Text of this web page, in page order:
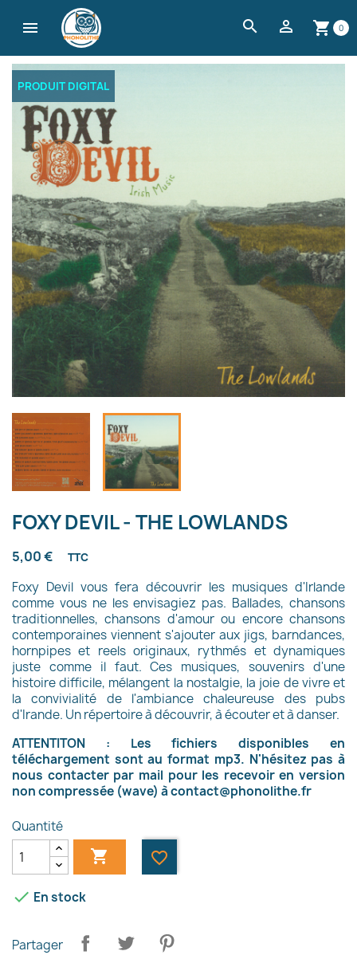
 search  shopping_cart 0
PRODUIT DIGITAL
FOXY DEVIL - THE LOWLANDS
5,00 € TTC
Foxy Devil vous fera découvrir les musiques d'Irlande
comme vous ne les envisagiez pas. Ballades, chansons
traditionnelles, chansons d'amour ou encore chansons
contemporaines viennent s'ajouter aux jigs, barndances,
hornpipes et reels originaux, rythmés et dynamiques
juste comme il faut. Ces musiques, souvenirs d'une
histoire difficile, mélangent la nostalgie, la joie de vivre et
la convivialité de l'ambiance chaleureuse des pubs
d'Irande. Un répertoire à découvrir, à écouter et à danser.
ATTENTITON : Les fichiers disponibles en
téléchargement sont au format mp3. N'hésitez pas à
nous contacter par mail pour les recevoir en version
non compressée (wave) àcontact@phonolithe.fr
Quantité
 favorite_border
 En stock
Partager
Créer une liste d'envies